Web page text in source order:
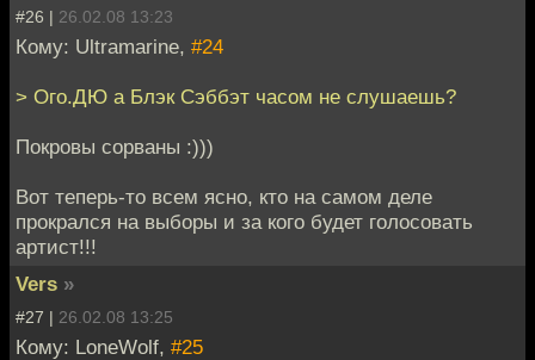
#26 | 26.02.08 13:23
Кому: Ultramarine, #24
> Ого.ДЮ а Блэк Сэббэт часом не слушаешь?
Покровы сорваны :)))
Вот теперь-то всем ясно, кто на самом деле
прокрался на выборы и за кого будет голосовать
артист!!!
Vers »
#27 | 26.02.08 13:25
Кому: LoneWolf, #25